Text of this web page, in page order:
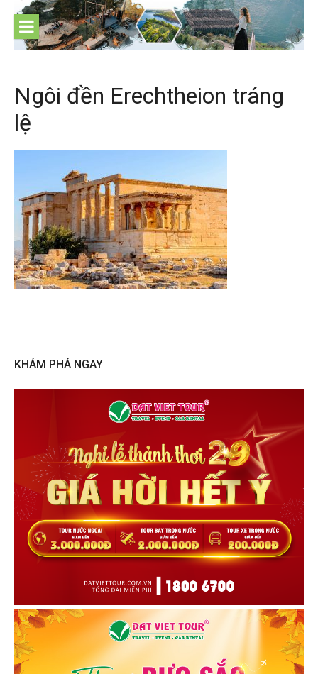
content
Ngôi đền Erechtheion tráng
lệ
KHÁM PHÁ NGAY